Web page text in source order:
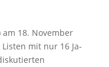
18. November
mit nur 16 Ja-